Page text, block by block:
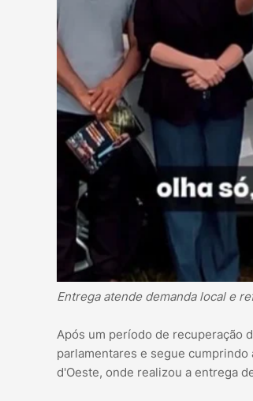
Entrega atende demanda local e
Após um período de recuperação
parlamentares e segue
d'Oeste, onde realizou a entrega